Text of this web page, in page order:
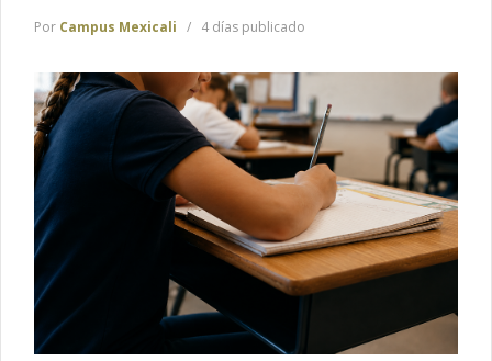
Por Campus Mexicali 4 días publicado